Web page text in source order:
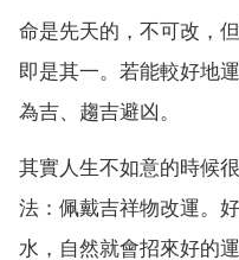
命是先天的，不可改，
即是其一。若能較好地
為吉、趨吉避凶。
其實人生不如意的時候
法：佩戴吉祥物改運。
水，自然就會招來好的運